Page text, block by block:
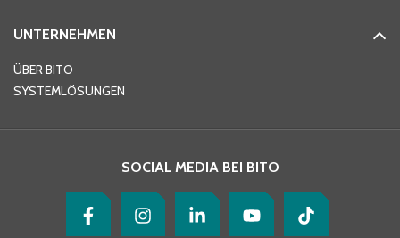
UNTERNEHMEN
ÜBER BITO
SYSTEMLÖSUNGEN
SOCIAL MEDIA BEI BITO